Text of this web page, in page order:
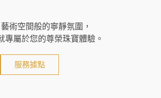
藝術空間般的寧靜氛圍，
專屬於您的尊榮珠寶體驗。
服務據點